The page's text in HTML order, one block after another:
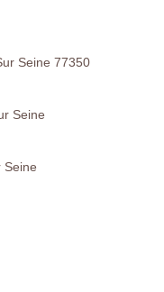
Seine 77350
Seine
Seine